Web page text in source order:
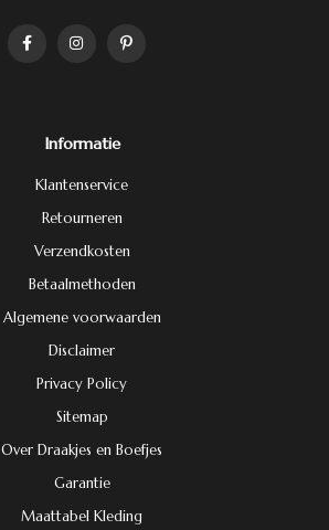
Informatie
Klantenservice
Retourneren
Verzendkosten
Betaalmethoden
Algemene voorwaarden
Disclaimer
Privacy Policy
Sitemap
Over Draakjes en Boefjes
Garantie
Maattabel Kleding